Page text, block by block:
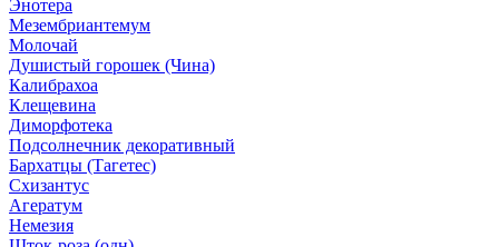
Энотера
Мезембриантемум
Молочай
Душистый горошек (Чина)
Калибрахоа
Клещевина
Диморфотека
Подсолнечник декоративный
Бархатцы (Тагетес)
Схизантус
Агератум
Немезия